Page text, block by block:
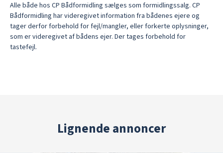
Alle både hos CP Bådformidling sælges som formidlingssalg. CP
Bådformidling har videregivet information fra bådenes ejere og
tager derfor forbehold for fejl/mangler, eller forkerte oplysninger,
som er videregivet af bådens ejer. Der tages forbehold for
tastefejl.
Lignende annoncer